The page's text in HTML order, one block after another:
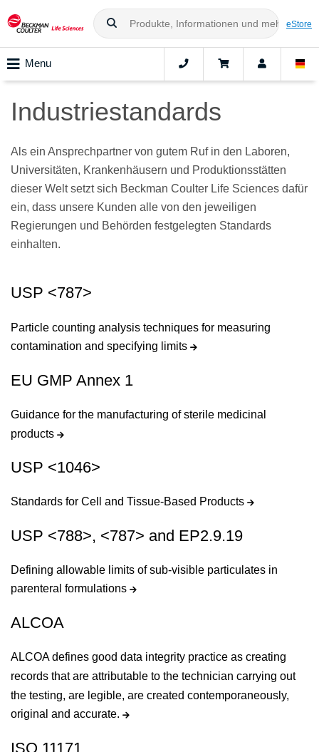
eStore
Menu
Industriestandards
Als ein Ansprechpartner von gutem Ruf in den Laboren,
Universitäten, Krankenhäusern und Produktionsstätten
dieser Welt setzt sich Beckman Coulter Life Sciences dafür
ein, dass unsere Kunden alle von den jeweiligen
Regierungen und Behörden festgelegten Standards
einhalten.
USP <787>
Particle counting analysis techniques for measuring
contamination and specifying limits
EU GMP Annex 1
Guidance for the manufacturing of sterile medicinal
products
USP <1046>
Standards for Cell and Tissue-Based Products
USP <788>, <787> and EP2.9.19
Defining allowable limits of sub-visible particulates in
parenteral formulations
ALCOA
ALCOA defines good data integrity practice as creating
records that are attributable to the technician carrying out
the testing, are legible, are created contemporaneously,
original and accurate.
ISO 11171